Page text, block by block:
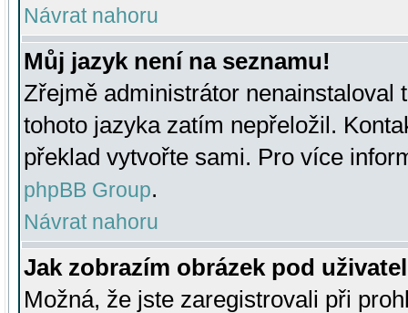
Návrat nahoru
Můj jazyk není na seznamu!
Zřejmě administrátor nenainstaloval
tohoto jazyka zatím nepřeložil.
překlad vytvořte sami. Pro více
phpBB Group.
Návrat nahoru
Jak zobrazím obrázek pod
Možná, že jste zaregistrovali při